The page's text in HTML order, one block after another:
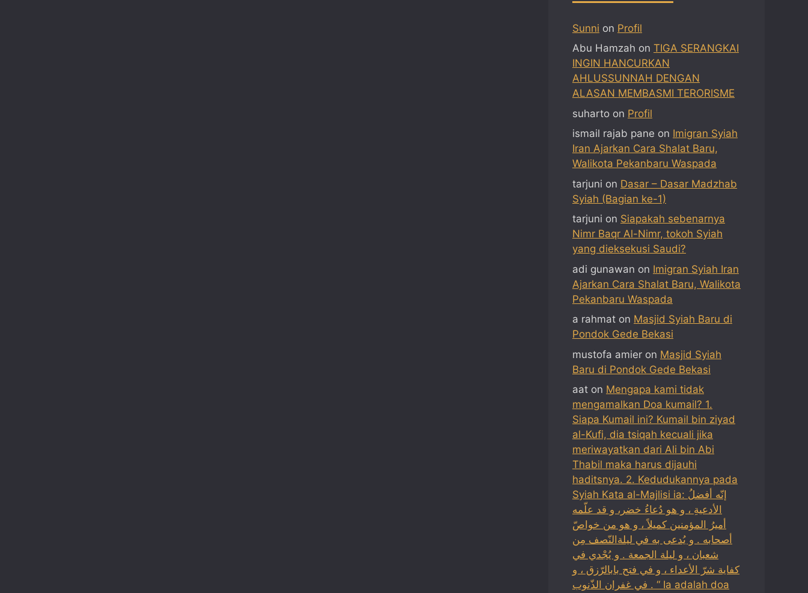
Sunni on Profil
Abu Hamzah on TIGA SERANGKAI
INGIN HANCURKAN
AHLUSSUNNAH DENGAN
ALASAN MEMBASMI TERORISME
suharto on Profil
ismail rajab pane on Imigran Syiah
Iran Ajarkan Cara Shalat Baru,
Walikota Pekanbaru Waspada
tarjuni on Dasar – Dasar Madzhab
Syiah (Bagian ke-1)
tarjuni on Siapakah sebenarnya
Nimr Baqr Al-Nimr, tokoh Syiah
yang dieksekusi Saudi?
adi gunawan on Imigran Syiah Iran
Ajarkan Cara Shalat Baru, Walikota
Pekanbaru Waspada
a rahmat on Masjid Syiah Baru di
Pondok Gede Bekasi
mustofa amier on Masjid Syiah
Baru di Pondok Gede Bekasi
aat on Mengapa kami tidak
mengamalkan Doa kumail? 1.
Siapa Kumail ini? Kumail bin ziyad
al-Kufi, dia tsiqah kecuali jika
meriwayatkan dari Ali bin Abi
Thabil maka harus dijauhi
haditsnya. 2. Kedudukannya pada
Syiah Kata al-Majlisi ia: إنّه أفضلُ
الأدعيةِ ، و هو دُعاءُ خضر، و قد علّمه
أميرُ المؤمنين كميلاً ، و هو من خواصّ
أصحابه . و يُدعى به في ليلةالنّصف مِن
شعبان ، و ليلة الجمعة . و يُجْدي في
كفاية شرّ الأعداء ، و في فتح بابالرّزق ، و
في غفران الذّنوب . “ Ia adalah doa